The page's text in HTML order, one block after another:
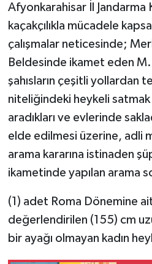
Afyonkarahisar İl Jandarma
kaçakçılıkla mücadele
çalışmalar neticesinde;
Beldesinde ikamet eden
şahısların çeşitli yollardan
niteliğindeki heykeli satmak
aradıkları ve evlerinde
elde edilmesi üzerine, adli
arama kararına istinaden
ikametinde yapılan arama
(1) adet Roma Dönemine
değerlendirilen (155) cm
bir ayağı olmayan kadın